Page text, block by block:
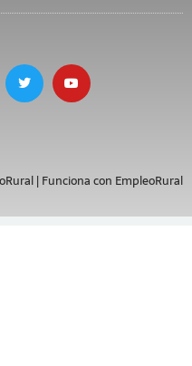
| Funciona con EmpleoRural